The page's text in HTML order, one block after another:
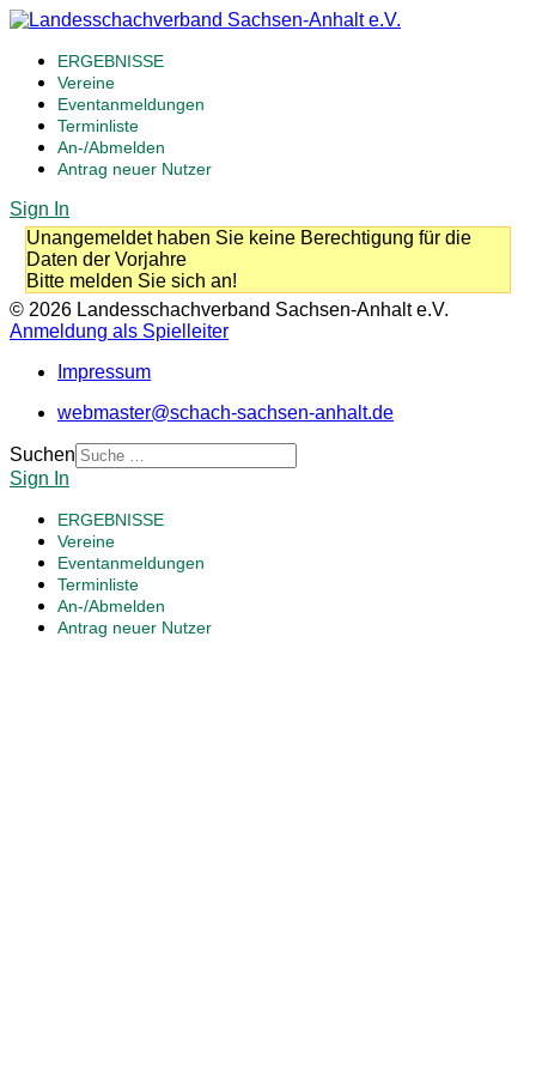
ERGEBNISSE
Vereine
Eventanmeldungen
Terminliste
An-/Abmelden
Antrag neuer Nutzer
Sign In
Unangemeldet haben Sie keine Berechtigung für die
Daten der Vorjahre
Bitte melden Sie sich an!
© 2026 Landesschachverband Sachsen-Anhalt e.V.
Anmeldung als Spielleiter
Impressum
webmaster@schach-sachsen-anhalt.de
Suchen
Sign In
ERGEBNISSE
Vereine
Eventanmeldungen
Terminliste
An-/Abmelden
Antrag neuer Nutzer